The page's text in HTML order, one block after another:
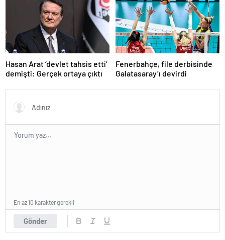
Hasan Arat ‘devlet tahsis etti’
demişti: Gerçek ortaya çıktı
Fenerbahçe, file derbisinde
Galatasaray’ı devirdi
Gönder
En az 10 karakter gerekli